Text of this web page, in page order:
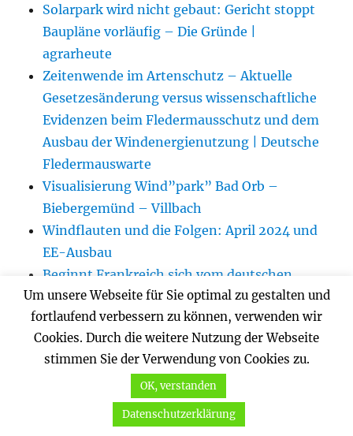
Solarpark wird nicht gebaut: Gericht stoppt
Baupläne vorläufig – Die Gründe |
agrarheute
Zeitenwende im Artenschutz – Aktuelle
Gesetzesänderung versus wissenschaftliche
Evidenzen beim Fledermausschutz und dem
Ausbau der Windenergienutzung | Deutsche
Fledermauswarte
Visualisierung Wind”park” Bad Orb –
Biebergemünd – Villbach
Windflauten und die Folgen: April 2024 und
EE-Ausbau
Beginnt Frankreich sich vom deutschen
Börsenhandel abzukoppeln?
Jahresauswertungen
KATEGORIEN
Um unsere Webseite für Sie optimal zu gestalten und
fortlaufend verbessern zu können, verwenden wir
Cookies. Durch die weitere Nutzung der Webseite
stimmen Sie der Verwendung von Cookies zu.
OK, verstanden
Datenschutzerklärung